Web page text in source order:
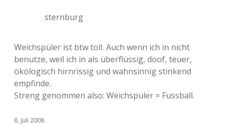
sternburg
Weichspüler ist btw toll. Auch wenn ich in nicht
benutze, weil ich in als überflüssig, doof, teuer,
ökölogisch hirnrissig und wahnsinnig stinkend
empfinde.
Streng genommen also: Weichspüler = Fussball.
8. Juli 2008